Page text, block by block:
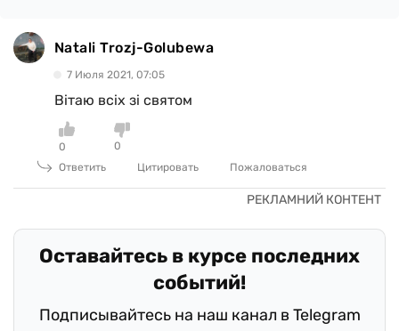
Natali Trozj-Golubewa
7 Июля 2021, 07:05
Вітаю всіх зі святом
0
0
Ответить
Цитировать Пожаловаться
Оставайтесь в курсе последних
событий!
Подписывайтесь на наш канал в Telegram